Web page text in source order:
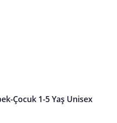
Çocuk 1-5 Yaş Unisex